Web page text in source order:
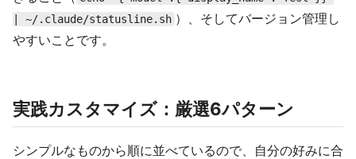
| ~/.claude/statusline.sh ）、そしてバージョン管理し
やすいことです。
実践カスタマイズ：厳選6パターン
シンプルなものから順に並べているので、自分の好みに合